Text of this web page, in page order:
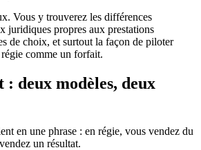
Vous y trouverez les différences
juridiques propres aux prestations
de choix, et surtout la façon de piloter
comme un forfait.
deux modèles, deux
en une phrase : en régie, vous vendez du
un résultat.